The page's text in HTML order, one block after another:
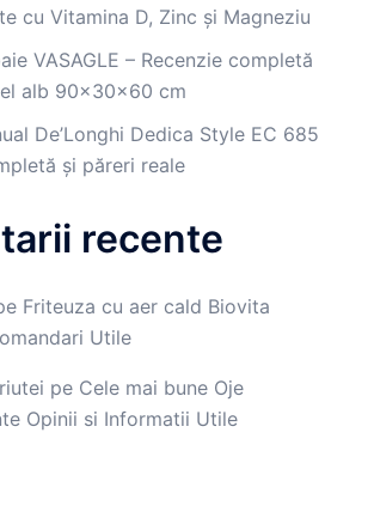
cu Vitamina D, Zinc și Magneziu
VASAGLE – Recenzie completă
alb 90x30x60 cm
De’Longhi Dedica Style EC 685
și păreri reale
recente
Friteuza cu aer cald Biovita
Utile
pe Cele mai bune Oje
Opinii si Informatii Utile